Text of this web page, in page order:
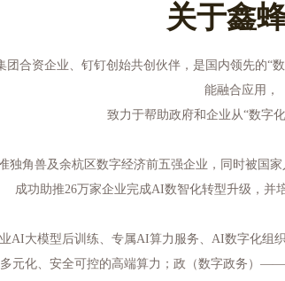
关于鑫
合资企业、钉钉创始共创伙伴，是国内领先的
能融合应用，
致力于帮助政府和企业从“数字化
独角兽及余杭区数字经济前五强企业，同时被国
成功助推26万家企业完成AI数智化转型升级，并
AI大模型后训练、专属AI算力服务、AI数字化组
化、安全可控的高端算力；政（数字政务）——